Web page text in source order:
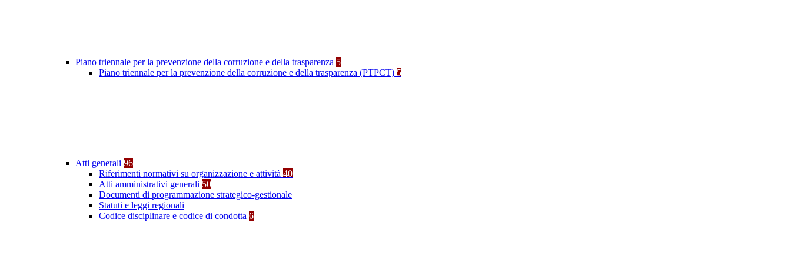
Piano triennale per la prevenzione della corruzione e della trasparenza 5
Piano triennale per la prevenzione della corruzione e della trasparenza (PTPCT) 5
Atti generali 96
Riferimenti normativi su organizzazione e attività 40
Atti amministrativi generali 50
Documenti di programmazione strategico-gestionale
Statuti e leggi regionali
Codice disciplinare e codice di condotta 6